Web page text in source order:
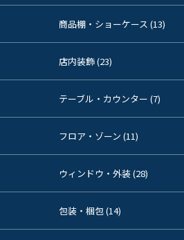
商品棚・ショーケース (13)
店内装飾 (23)
テーブル・カウンター (7)
フロア・ゾーン (11)
ウィンドウ・外装 (28)
包装・梱包 (14)